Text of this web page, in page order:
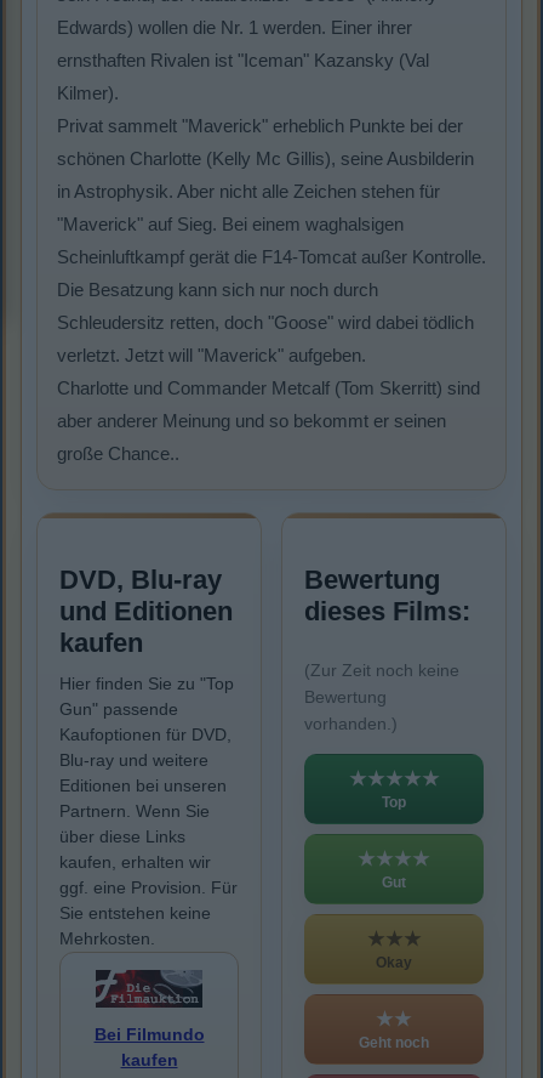
Edwards) wollen die Nr. 1 werden. Einer ihrer
ernsthaften Rivalen ist "Iceman" Kazansky (Val
Kilmer).
Privat sammelt "Maverick" erheblich Punkte bei der
schönen Charlotte (Kelly Mc Gillis), seine Ausbilderin
in Astrophysik. Aber nicht alle Zeichen stehen für
"Maverick" auf Sieg. Bei einem waghalsigen
Scheinluftkampf gerät die F14-Tomcat außer Kontrolle.
Die Besatzung kann sich nur noch durch
Schleudersitz retten, doch "Goose" wird dabei tödlich
verletzt. Jetzt will "Maverick" aufgeben.
Charlotte und Commander Metcalf (Tom Skerritt) sind
aber anderer Meinung und so bekommt er seinen
große Chance..
DVD, Blu-ray
und Editionen
kaufen
Hier finden Sie zu "Top
Gun" passende
Kaufoptionen für DVD,
Blu-ray und weitere
Editionen bei unseren
Partnern. Wenn Sie
über diese Links
kaufen, erhalten wir
ggf. eine Provision. Für
Sie entstehen keine
Mehrkosten.
Bei Filmundo
kaufen
Bewertung
dieses Films:
(Zur Zeit noch keine
Bewertung
vorhanden.)
★★★★★
Top
★★★★
Gut
★★★
Okay
★★
Geht noch